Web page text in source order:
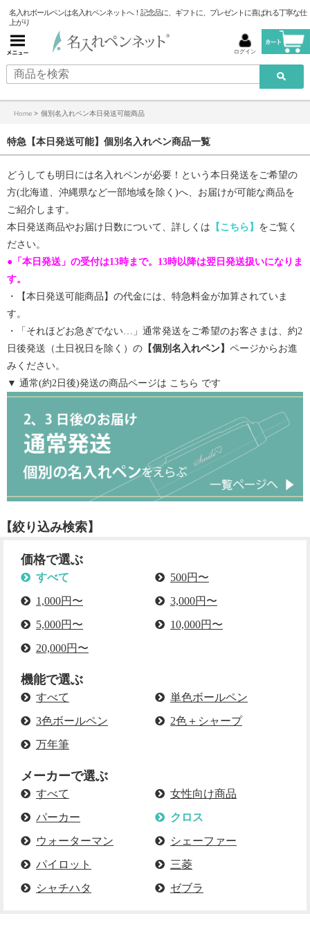
名入れボールペンは名入れペンネットへ！記念品に、ギフトに、プレゼントに喜ばれる丁寧な仕
上がり
ログイン
Home > 個別名入れペン本日発送可能商品
特急【本日発送可能】個別名入れペン商品一覧
どうしても明日には名入れペンが必要！という本日発送をご希望の
方(北海道、沖縄県など一部地域を除く)へ、お届けが可能な商品を
ご紹介します。
本日発送商品やお届け日数について、詳しくは 【こちら】 をご覧く
ださい。
●「本日発送」の受付は13時まで。13時以降は翌日発送扱いになりま
す。
・【本日発送可能商品 】の代金には、特急料金が加算されていま
す。
・「それほどお急ぎでない…」通常発送をご希望のお客さまは、約2
日後発送（土日祝日を除く）の 【個別名入れペン】 ページからお進
みください。
▼ 通常(約2日後)発送の商品ページは こちら です
【絞り込み検索】
価格で選ぶ
すべて
500円〜
1,000円〜
3,000円〜
5,000円〜
10,000円〜
20,000円〜
機能で選ぶ
すべて
単色ボールペン
3色ボールペン
2色＋シャープ
万年筆
メーカーで選ぶ
すべて
女性向け商品
パーカー
クロス
ウォーターマン
シェーファー
パイロット
三菱
シャチハタ
ゼブラ